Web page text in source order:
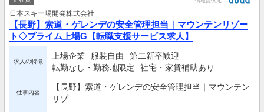
日本スキー場開発株式会社
【長野】索道・ゲレンデの安全管理担当｜マウンテンリゾー
ト◇プライム上場G【転職支援サービス求人】
求人の特徴
上場企業 服装自由
第二新卒歓迎
転勤なし・勤務地限定
社宅・家賃補助あり
仕事内容
【長野】索道・ゲレンデの安全管理担当｜マウンテン
リゾ...